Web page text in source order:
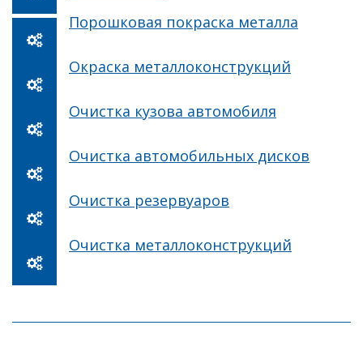
Порошковая покраска металла
Окраска металлоконструкций
Очистка кузова автомобиля
Очистка автомобильных дисков
Очистка резервуаров
Очистка металлоконструкций